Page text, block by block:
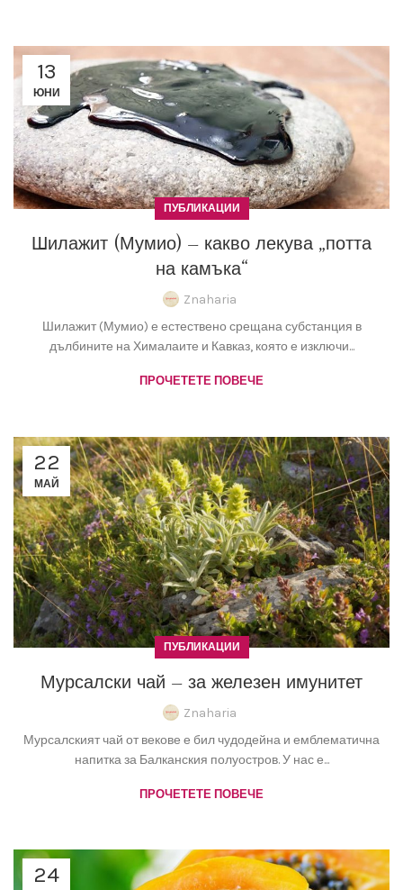
13
ЮНИ
ПУБЛИКАЦИИ
Шилажит (Мумио) – какво лекува „потта
на камъка“
Znaharia
Шилажит (Мумио) е естествено срещана субстанция в
дълбините на Хималаите и Кавказ, която е изключи...
ПРОЧЕТЕТЕ ПОВЕЧЕ
22
МАЙ
ПУБЛИКАЦИИ
Мурсалски чай – за железен имунитет
Znaharia
Мурсалският чай от векове е бил чудодейна и емблематична
напитка за Балканския полуостров. У нас е...
ПРОЧЕТЕТЕ ПОВЕЧЕ
24